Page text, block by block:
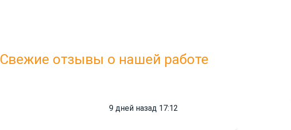
Свежие отзывы о нашей работе
9 дней назад 17:12